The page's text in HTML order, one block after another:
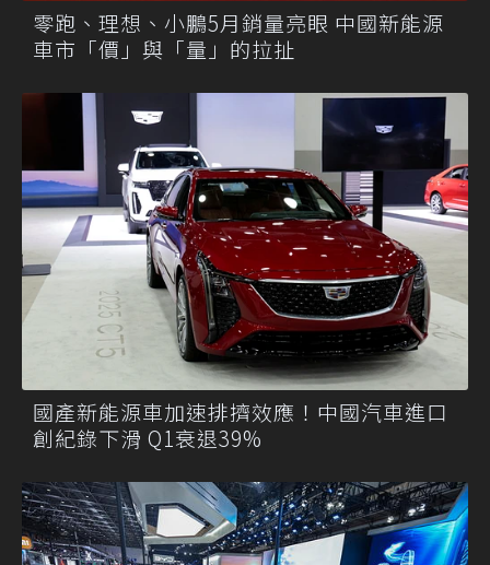
零跑、理想、小鵬5月銷量亮眼 中國新能源
車市「價」與「量」的拉扯
國產新能源車加速排擠效應！中國汽車進口
創紀錄下滑 Q1衰退39%